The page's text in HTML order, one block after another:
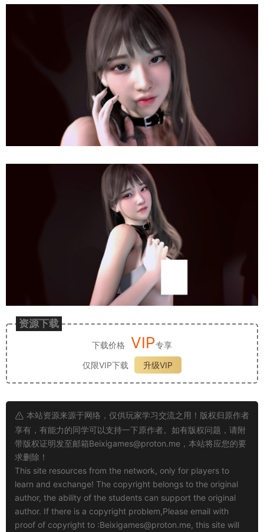
资源下载
下载价格 VIP专享
仅限VIP下载
升级VIP
本站资源来源于网络，仅供玩家学习交流之用！版权归原作者
享有，有能力的同学可以支持一下原作者。如有版权问题，请附
带版权证明发至邮箱Beixigames@proton.me ，本站将应您的要
求删除！
This site resources from the network, only for players to
learn and exchange! The copyright belongs to the original
author, the ability of the students can support the original
author. If there is a copyright problem,Please email with
proof of copyright to :Beixigames@proton.me, this site will